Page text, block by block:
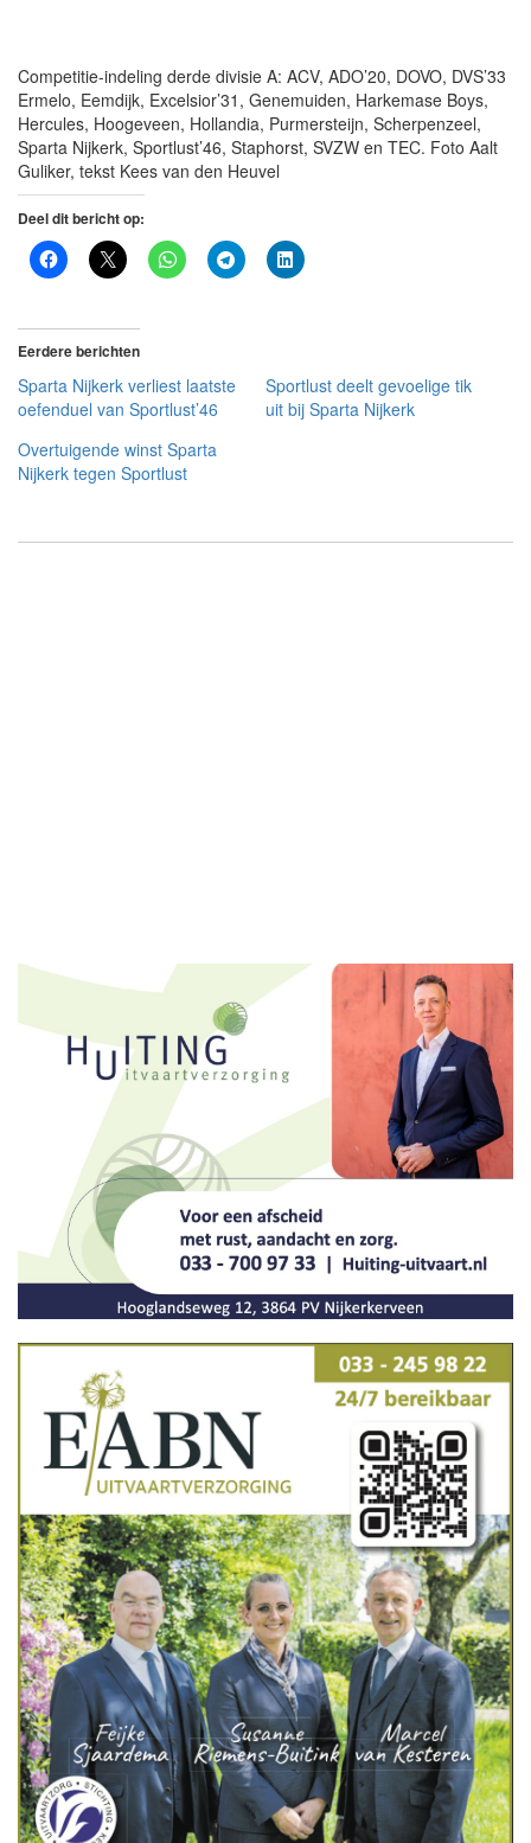
Competitie-indeling derde divisie A: ACV, ADO’20, DOVO, DVS’33
Ermelo, Eemdijk, Excelsior’31, Genemuiden, Harkemase Boys,
Hercules, Hoogeveen, Hollandia, Purmersteijn, Scherpenzeel,
Sparta Nijkerk, Sportlust’46, Staphorst, SVZW en TEC. Foto Aalt
Guliker, tekst Kees van den Heuvel
Deel dit bericht op:
Eerdere berichten
Sparta Nijkerk verliest laatste
oefenduel van Sportlust’46
Sportlust deelt gevoelige tik
uit bij Sparta Nijkerk
Overtuigende winst Sparta
Nijkerk tegen Sportlust